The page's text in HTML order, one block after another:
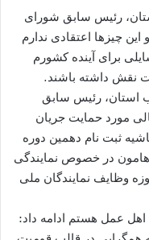
رئیس سابق شورای
چیزها اعتقادی ندارم
برای آینده کشورم
نقش داشته باشند.
استان، رئیس سابق
مورد حمایت جریان
ثبت نام دهمین دوره
در خصوص نمایندگی
وظایف نمایندگان ملی
اهل عمل هستم ادامه داد: